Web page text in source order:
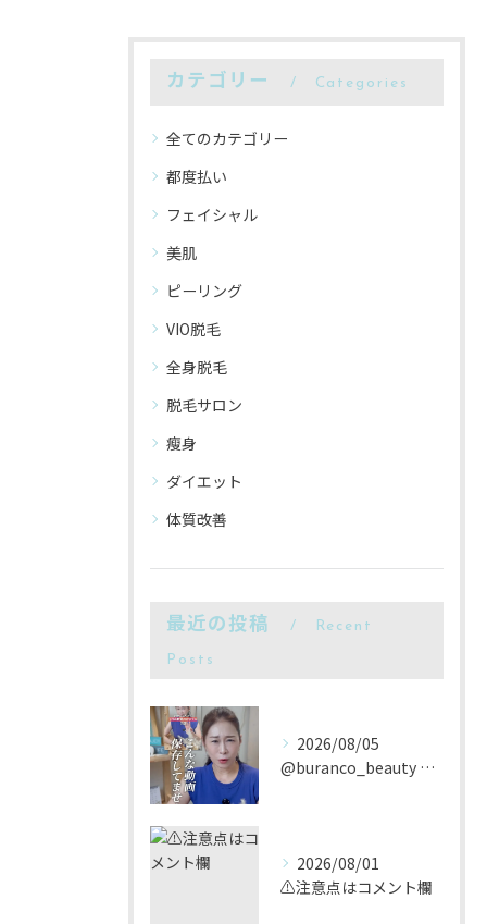
カテゴリー Categories
全てのカテゴリー
都度払い
フェイシャル
美肌
ピーリング
VIO脱毛
全身脱毛
脱毛サロン
瘦身
ダイエット
体質改善
最近の投稿 Recent
Posts
2026/08/05
@buranco_beauty 歴12年の知見と根本美容💆‍...
2026/08/01
⚠️注意点はコメント欄